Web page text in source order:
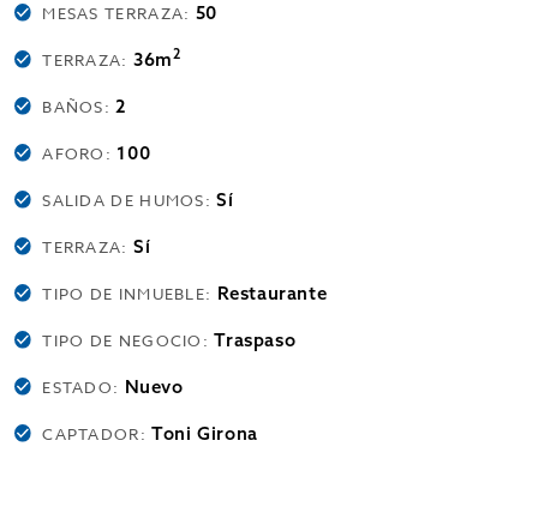
MESAS TERRAZA: 50
TERRAZA: 36m2
BAÑOS:2
AFORO: 100
SALIDA DE HUMOS:Sí
TERRAZA: Sí
TIPO DE INMUEBLE: Restaurante
TIPO DE NEGOCIO:Traspaso
ESTADO: Nuevo
CAPTADOR:Toni Girona